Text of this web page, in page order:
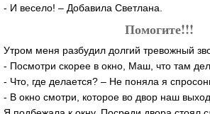
- И весело! – Добавила Светлана.
Помогите!!!
Утром меня разбудил долгий тревожный
- Посмотри скорее в окно, Маш, что там
- Что, где делается? – Не поняла я
- В окно смотри, которое во двор наш